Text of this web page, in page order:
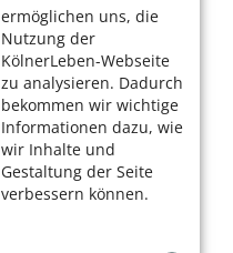
ermöglichen uns, die
Nutzung der
KölnerLeben-Webseite
zu analysieren. Dadurch
bekommen wir wichtige
Informationen dazu, wie
wir Inhalte und
Gestaltung der Seite
verbessern können.